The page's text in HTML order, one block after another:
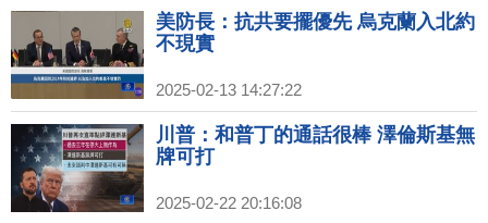
美防長：抗共要擺優先 烏克蘭入北約
不現實
2025-02-13 14:27:22
川普：和普丁的通話很棒 澤倫斯基無
牌可打
2025-02-22 20:16:08